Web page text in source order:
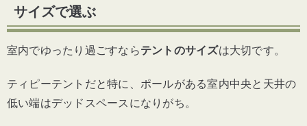
サイズで選ぶ
室内でゆったり過ごすならテントのサイズは大切です。
ティピーテントだと特に、ポールがある室内中央と天井の
低い端はデッドスペースになりがち。